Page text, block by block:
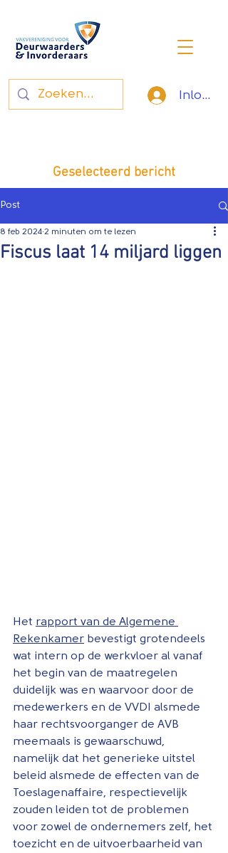
Inloggen
Geselecteerd bericht
Post
Fiscus laat 14 miljard liggen
8 feb 2024 2 minuten om te lezen
Het rapport van de Algemene
Rekenkamer bevestigt grotendeels
wat intern op de werkvloer al vanaf
het begin van de maatregelen
duidelijk was en waarvoor door de
medewerkers en de VVDI alsmede
haar rechtsvoorganger de AVB
meemaals is gewaarschuwd,
namelijk dat het generieke uitstel
beleid alsmede de effecten van de
Toeslagenaffaire, respectievelijk
zouden leiden tot de problemen
voor zowel de ondernemers zelf, het
toezicht en de uitvoerbaarheid van